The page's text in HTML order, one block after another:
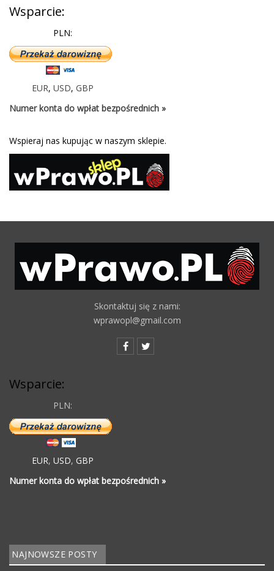
Wsparcie:
PLN:
EUR, USD, GBP
Numer konta do wpłat bezpośrednich »
Wspieraj nas kupując w naszym sklepie.
Skontaktuj się z nami:
wprawopl@gmail.com
Wsparcie:
PLN:
EUR, USD, GBP
Numer konta do wpłat bezpośrednich »
NAJNOWSZE POSTY